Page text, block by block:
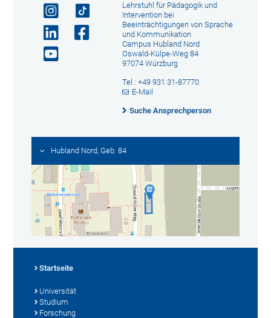
Lehrstuhl für Pädagogik und
Intervention bei
Beeinträchtigungen von Sprache
und Kommunikation
Campus Hubland Nord
Oswald-Külpe-Weg 84
97074 Würzburg
Tel.: +49 931 31-87770
E-Mail
Suche Ansprechperson
Hubland Nord, Geb. 84
Startseite
Universität
Studium
Forschung